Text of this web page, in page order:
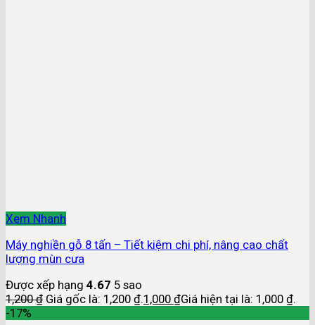
Xem Nhanh
Máy nghiền gỗ 8 tấn – Tiết kiệm chi phí, nâng cao chất
lượng mùn cưa
Được xếp hạng 4.67 5 sao
1,200₫ Giá gốc là: 1,200 ₫.1,000 ₫Giá hiện tại là: 1,000 ₫.
-17%